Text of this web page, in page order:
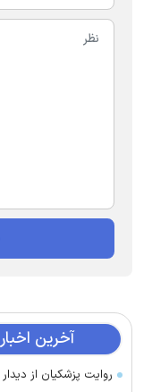
آخرین اخبار
روایت پزشکیان از دیدار ۷ ساعته خود با رهبر انقلاب